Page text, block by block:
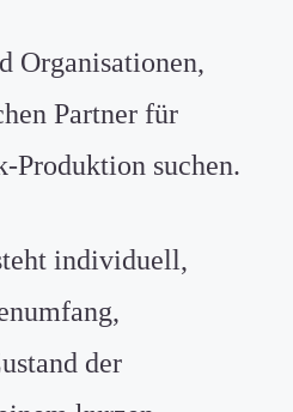
Organisationen,
Partner für
Produktion suchen.
individuell,
der